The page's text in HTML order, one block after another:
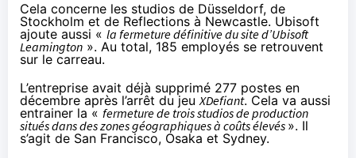
Cela concerne les studios de Düsseldorf, de
Stockholm et de Reflections à Newcastle. Ubisoft
ajoute aussi « la fermeture définitive du site d’Ubisoft
Leamington ». Au total, 185 employés se retrouvent
sur le carreau.
L’entreprise avait déjà supprimé 277 postes en
décembre après l’arrêt du jeuXDefiant. Cela va aussi
entrainer la « fermeture de trois studios de production
situés dans des zones géographiques à coûts élevés ». Il
s’agit de San Francisco, Osaka et Sydney.